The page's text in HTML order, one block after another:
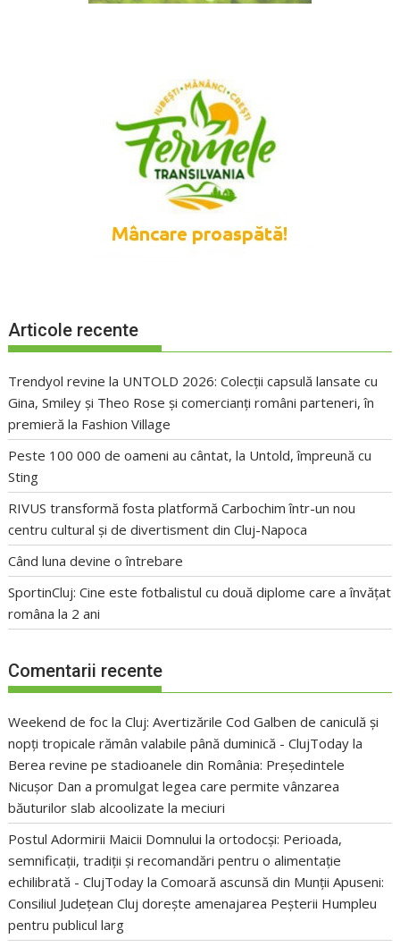
Articole recente
Trendyol revine la UNTOLD 2026: Colecții capsulă lansate cu
Gina, Smiley și Theo Rose și comercianți români parteneri, în
premieră la Fashion Village
Peste 100 000 de oameni au cântat, la Untold, împreună cu
Sting
RIVUS transformă fosta platformă Carbochim într-un nou
centru cultural și de divertisment din Cluj-Napoca
Când luna devine o întrebare
SportinCluj: Cine este fotbalistul cu două diplome care a învățat
româna la 2 ani
Comentarii recente
Weekend de foc la Cluj: Avertizările Cod Galben de caniculă și
nopți tropicale rămân valabile până duminică - ClujToday la
Berea revine pe stadioanele din România: Președintele
Nicușor Dan a promulgat legea care permite vânzarea
băuturilor slab alcoolizate la meciuri
Postul Adormirii Maicii Domnului la ortodocși: Perioada,
semnificații, tradiții și recomandări pentru o alimentație
echilibrată - ClujToday laComoară ascunsă din Munții Apuseni:
Consiliul Județean Cluj dorește amenajarea Peșterii Humpleu
pentru publicul larg